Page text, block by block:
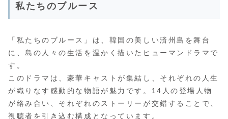
私たちのブルース
「私たちのブルース」は、韓国の美しい済州島を舞台
に、島の人々の生活を温かく描いたヒューマンドラマで
す。
このドラマは、豪華キャストが集結し、それぞれの人生
が織りなす感動的な物語が魅力です。14人の登場人物
が絡み合い、それぞれのストーリーが交錯することで、
視聴者を引き込む構成となっています。